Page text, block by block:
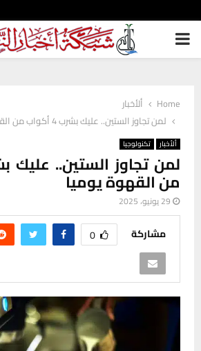
PRIMARY
Home
ألأخبار
لمن تجاوز الستين.. عليك بشرب 4 أكواب من القهوة يوميا
ألأخبار تكنولوجيا
من القهوة يوميا
29 يونيو، 2025
مشاركة 0